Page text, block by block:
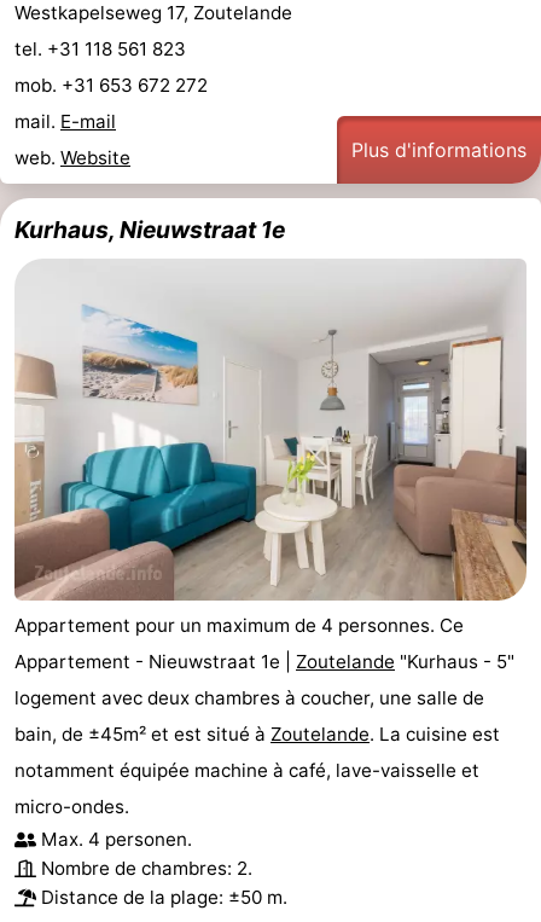
Westkapelseweg 17, Zoutelande
tel. +31 118 561 823
mob. +31 653 672 272
mail. E-mail
web. Website Plus d'informations
Kurhaus, Nieuwstraat 1e
Appartement pour un maximum de 4 personnes. Ce
Appartement - Nieuwstraat 1e | Zoutelande "Kurhaus - 5"
logement avec deux chambres à coucher, une salle de
bain, de ±45m² et est situé à Zoutelande. La cuisine est
notamment équipée machine à café, lave-vaisselle et
micro-ondes.
Max. 4 personen.
Nombre de chambres: 2.
Distance de la plage: ±50 m.